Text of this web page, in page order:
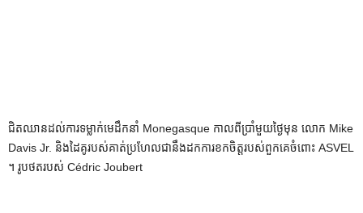
ជិតឈានដល់ការទម្លាក់មេដឹកនាំ Monegasque កាលពីប្រាំមួយថ្ងៃមុន លោក Mike
Davis Jr. និងដៃគូរបស់គាត់ប្រហែលជានឹងដកការខកចិត្តរបស់ពួកគេចំពោះ ASVEL
។ រូបថតរបស់ Cédric Joubert